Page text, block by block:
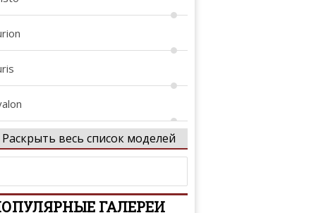
Verso
Раскрыть весь список моделей
ГАЛЕРЕИ